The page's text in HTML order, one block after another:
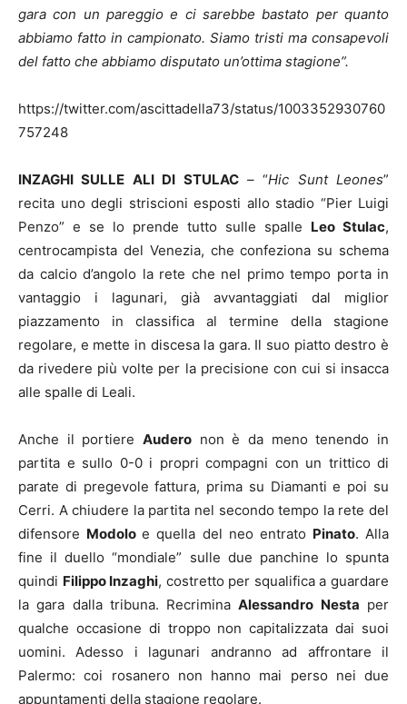
gara con un pareggio e ci sarebbe bastato per quanto
abbiamo fatto in campionato. Siamo tristi ma consapevoli
del fatto che abbiamo disputato un’ottima stagione”.
https://twitter.com/ascittadella73/status/1003352930760
757248
INZAGHI SULLE ALI DI STULAC– “Hic Sunt Leones”
recita uno degli striscioni esposti allo stadio “Pier Luigi
Penzo” e se lo prende tutto sulle spalle Leo Stulac,
centrocampista del Venezia, che confeziona su schema
da calcio d’angolo la rete che nel primo tempo porta in
vantaggio i lagunari, già avvantaggiati dal miglior
piazzamento in classifica al termine della stagione
regolare, e mette in discesa la gara. Il suo piatto destro è
da rivedere più volte per la precisione con cui si insacca
alle spalle di Leali.
Anche il portiere Audero non è da meno tenendo in
partita e sullo 0-0 i propri compagni con un trittico di
parate di pregevole fattura, prima su Diamanti e poi su
Cerri. A chiudere la partita nel secondo tempo la rete del
difensore Modoloe quella del neo entrato Pinato. Alla
fine il duello “mondiale” sulle due panchine lo spunta
quindi Filippo Inzaghi, costretto per squalifica a guardare
la gara dalla tribuna. RecriminaAlessandro Nesta per
qualche occasione di troppo non capitalizzata dai suoi
uomini. Adesso i lagunari andranno ad affrontare il
Palermo: coi rosanero non hanno mai perso nei due
appuntamenti della stagione regolare.